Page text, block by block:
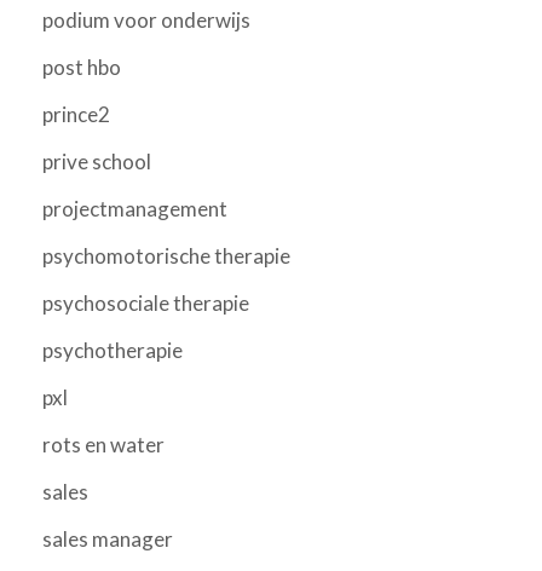
podium voor onderwijs
post hbo
prince2
prive school
projectmanagement
psychomotorische therapie
psychosociale therapie
psychotherapie
pxl
rots en water
sales
sales manager